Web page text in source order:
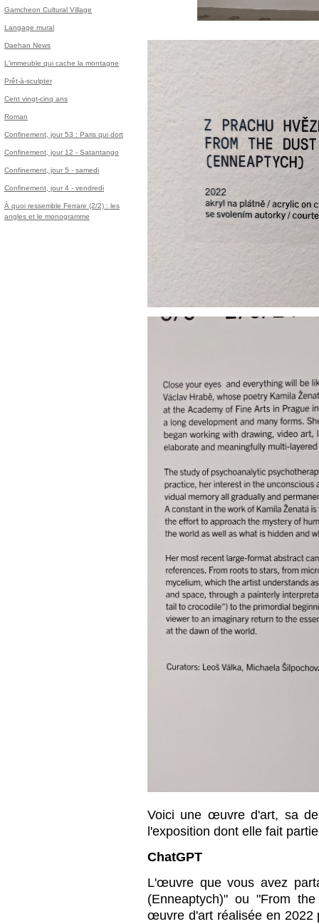
Gamcheon Cultural Village
Langage mural
Daehan News
L'immeuble qui cache la montagne
Prêt-à-sculpter
Cent vingt-cinq ans
Roman
Confinement, jour 53 : Paris qui dort
Confinement, jour 12 - Satantango
Confinement, jour 5 - samedi
Confinement, jour 4 - vendredi
À quoi ressemble Ferrare (2/2) : les
angles et le monogramme
Voici une œuvre d'art, sa
l'exposition dont elle fait
ChatGPT
L'œuvre que vous avez
(Enneaptych)" ou "From
œuvre d'art réalisée en 2022